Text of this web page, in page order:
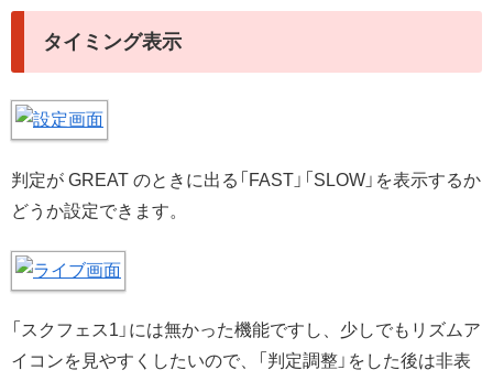
タイミング表示
判定が GREAT のときに出る「FAST」「SLOW」を表示するか
どうか設定できます。
「スクフェス1」には無かった機能ですし、少しでもリズムア
イコンを見やすくしたいので、「判定調整」をした後は非表